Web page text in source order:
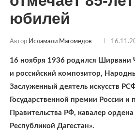
юбилей
Автор Исламали Магомедов
16 ноября 1936 родился Ширвани
и российский композитор,
Заслуженный деятель искусств
Государственной премии России и
Правительства РФ, кавалер ордена
Республикой Дагестан».